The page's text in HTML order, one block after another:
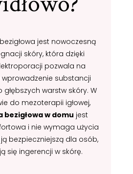
jest nowoczesną
skóry, która dzięki
pozwala na
wprowadzenie substancji
warstw skóry. W
do mezoterapii igłowej,
w domu jest
i nie wymaga użycia
ją bezpieczniejszą dla osób,
się ingerencji w skórę.